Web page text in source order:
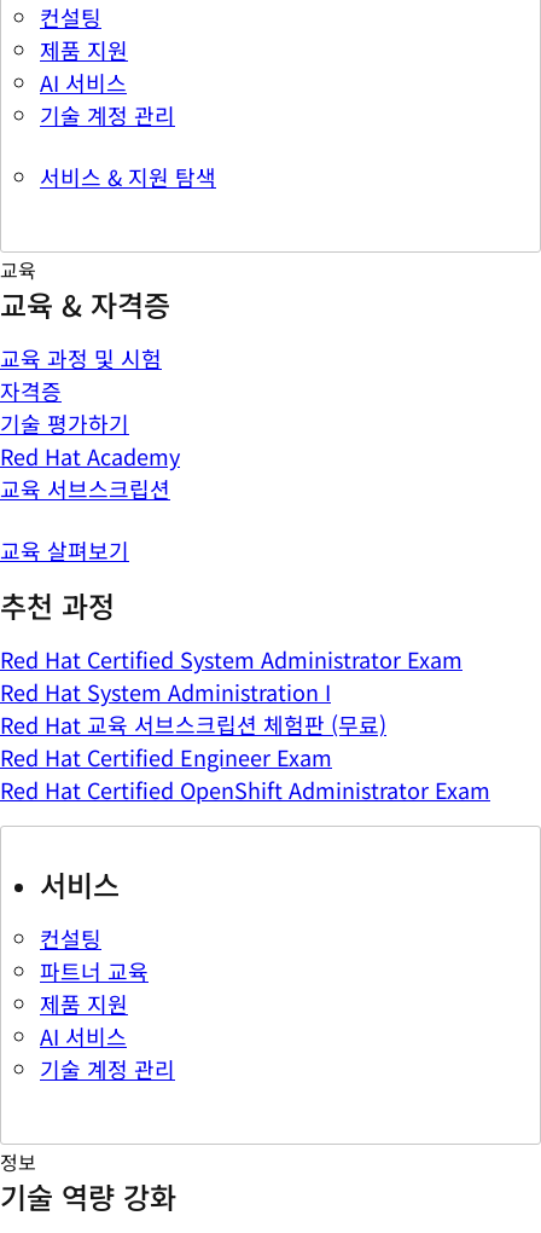
컨설팅
제품 지원
AI 서비스
기술 계정 관리
서비스 & 지원 탐색
교육
교육 & 자격증
교육 과정 및 시험
자격증
기술 평가하기
Red Hat Academy
교육 서브스크립션
교육 살펴보기
추천 과정
Red Hat Certified System Administrator Exam
Red Hat System Administration I
Red Hat 교육 서브스크립션 체험판 (무료)
Red Hat Certified Engineer Exam
Red Hat Certified OpenShift Administrator Exam
서비스
컨설팅
파트너 교육
제품 지원
AI 서비스
기술 계정 관리
정보
기술 역량 강화